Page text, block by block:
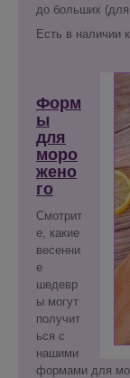
до больших
Есть в наличии
Форм
ы
для
моро
жено
го
Смотрит
е, какие
весенни
е
шедевр
ы могут
получит
ься с
нашими
формами для